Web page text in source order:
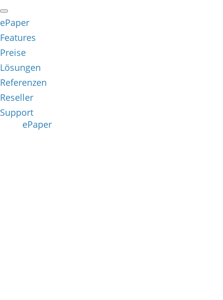
ePaper
Features
Preise
Lösungen
Referenzen
Reseller
Support
ePaper